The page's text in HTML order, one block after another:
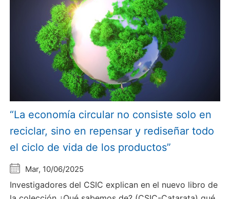
“La economía circular no consiste solo en
reciclar, sino en repensar y rediseñar todo
el ciclo de vida de los productos”
Mar, 10/06/2025
Investigadores del CSIC explican en el nuevo libro de